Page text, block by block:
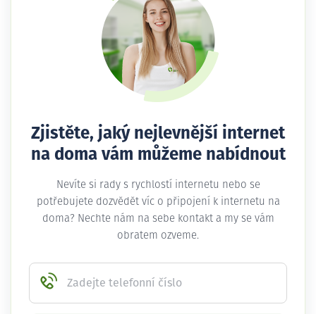
Zjistěte, jaký nejlevnější internet
na doma vám můžeme nabídnout
Nevíte si rady s rychlostí internetu nebo se
potřebujete dozvědět víc o připojení k internetu na
doma? Nechte nám na sebe kontakt a my se vám
obratem ozveme.
Zadejte telefonní číslo